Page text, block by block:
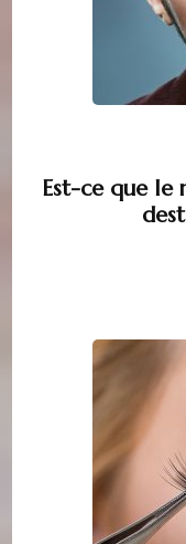
Est-ce que le